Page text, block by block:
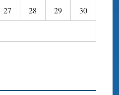
27 28 29
30